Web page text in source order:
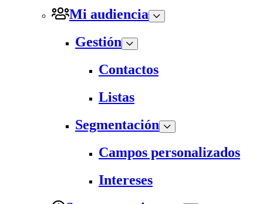
Mi audiencia
Gestión
Contactos
Listas
Segmentación
Campos personalizados
Intereses